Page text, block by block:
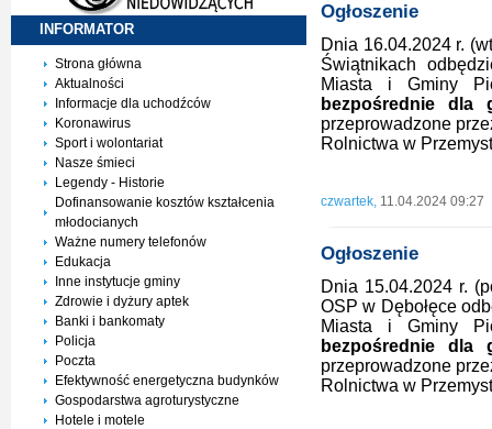
INFORMATOR
Strona główna
Aktualności
Informacje dla uchodźców
Koronawirus
Sport i wolontariat
Nasze śmieci
Legendy - Historie
Dofinansowanie kosztów kształcenia
młodocianych
Ważne numery telefonów
Edukacja
Inne instytucje gminy
Zdrowie i dyżury aptek
Banki i bankomaty
Policja
Poczta
Efektywność energetyczna budynków
Gospodarstwa agroturystyczne
Hotele i motele
Ogłoszenie
Dnia 16.04.2024 r.
Świątnikach
Miasta i Gminy
bezpośrednie dla
przeprowadzone
Rolnictwa w
czwartek, 11.04.2024 09:27
Ogłoszenie
Dnia 15.04.2024 r.
OSP w Dębołęce
Miasta i Gminy
bezpośrednie dla
przeprowadzone
Rolnictwa w